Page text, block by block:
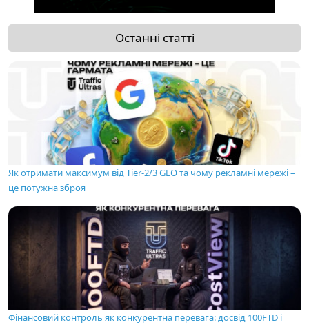
Останні статті
Як отримати максимум від Tier-2/3 GEO та чому рекламні мережі –
це потужна зброя
Фінансовий контроль як конкурентна перевага: досвід 100FTD і